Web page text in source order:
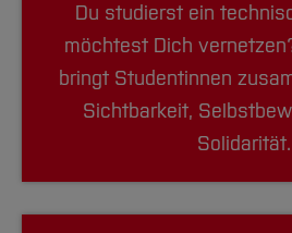
Du studierst ein
möchtest Dich
bringt Studentinnen
Sichtbarkeit,
Solidarität.